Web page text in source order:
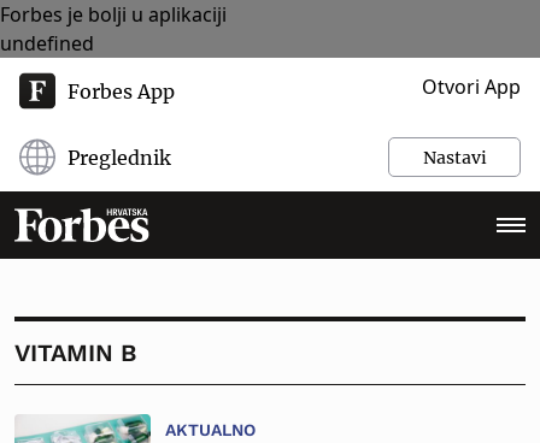
Forbes je bolji u aplikaciji
undefined
Forbes App Otvori App
Preglednik Nastavi
VITAMIN B
AKTUALNO